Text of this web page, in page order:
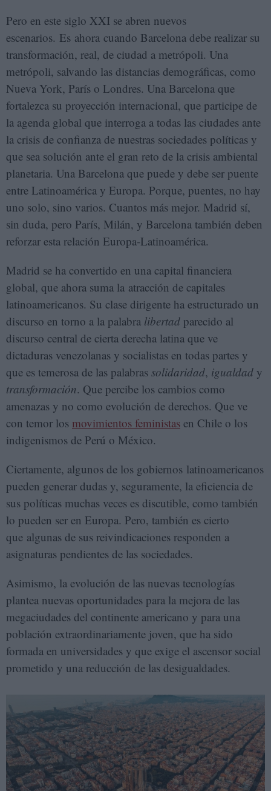
Pero en este siglo XXI se abren nuevos
escenarios. Es ahora cuando Barcelona debe realizar su
transformación, real, de ciudad a metrópoli. Una
metrópoli, salvando las distancias demográficas, como
Nueva York, París o Londres. Una Barcelona que
fortalezca su proyección internacional, que participe de
la agenda global que interroga a todas las ciudades ante
la crisis de confianza de nuestras sociedades políticas y
que sea solución ante el gran reto de la crisis ambiental
planetaria. Una Barcelona que puede y debe ser puente
entre Latinoamérica y Europa. Porque, puentes, no hay
uno solo, sino varios. Cuantos más mejor. Madrid sí,
sin duda, pero París, Milán, y Barcelona también deben
reforzar esta relación Europa-Latinoamérica.
Madrid se ha convertido en una capital financiera
global, que ahora suma la atracción de capitales
latinoamericanos. Su clase dirigente ha estructurado un
discurso en torno a la palabra libertad parecido al
discurso central de cierta derecha latina que ve
dictaduras venezolanas y socialistas en todas partes y
que es temerosa de las palabras solidaridad, igualdad y
transformación. Que percibe los cambios como
amenazas y no como evolución de derechos. Que ve
con temor los movimientos feministas en Chile o los
indigenismos de Perú o México.
Ciertamente, algunos de los gobiernos latinoamericanos
pueden generar dudas y, seguramente, la eficiencia de
sus políticas muchas veces es discutible, como también
lo pueden ser en Europa. Pero, también es cierto
que algunas de sus reivindicaciones responden a
asignaturas pendientes de las sociedades.
Asimismo, la evolución de las nuevas tecnologías
plantea nuevas oportunidades para la mejora de las
megaciudades del continente americano y para una
población extraordinariamente joven, que ha sido
formada en universidades y que exige el ascensor social
prometido y una reducción de las desigualdades.